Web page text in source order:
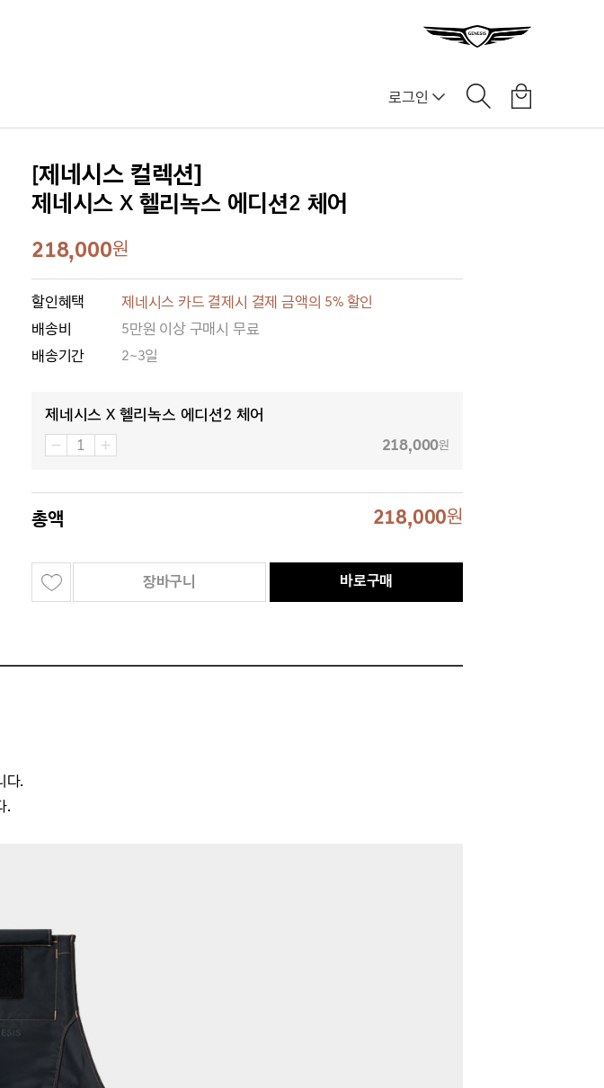
로그인
[제네시스 컬렉션]
제네시스 X 헬리녹스 에디션2 체어
218,000원
할인혜택
제네시스 카드 결제시 결제 금액의 5% 할인
배송비
5만원 이상 구매시 무료
배송기간
2~3일
제네시스 X 헬리녹스 에디션2 체어
218,000원
총액 218,000원
장바구니 바로구매
다.
.